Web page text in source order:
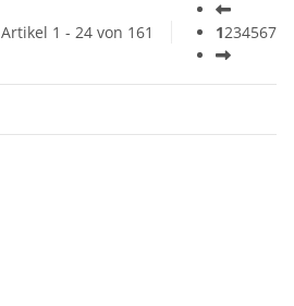
Artikel 1 - 24 von 161 1234567